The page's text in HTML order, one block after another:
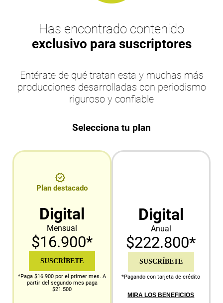
Has encontrado contenido
exclusivo para suscriptores
Entérate de qué tratan esta y muchas más
producciones desarrolladas con periodismo
riguroso y confiable
Selecciona tu plan
Plan destacado
Digital
Mensual
$16.900*
SUSCRÍBETE
*Paga $16.900 por el primer mes. A
partir del segundo mes paga
$21.500
Digital
Anual
$222.800*
SUSCRÍBETE
*Pagando con tarjeta de crédito
MIRA LOS BENEFICIOS